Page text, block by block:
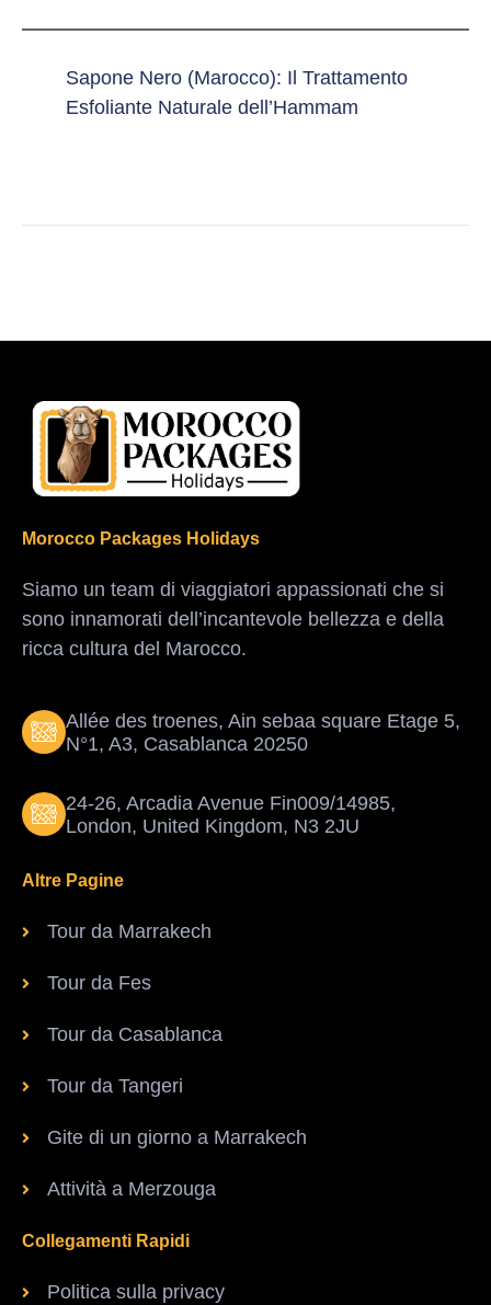
Sapone Nero (Marocco): Il Trattamento
Esfoliante Naturale dell’Hammam
Morocco Packages Holidays
Siamo un team di viaggiatori appassionati che si
sono innamorati dell’incantevole bellezza e della
ricca cultura del Marocco.
Allée des troenes, Ain sebaa square Etage 5,
N°1, A3, Casablanca 20250
24-26, Arcadia Avenue Fin009/14985,
London, United Kingdom, N3 2JU
Altre Pagine
Tour da Marrakech
Tour da Fes
Tour da Casablanca
Tour da Tangeri
Gite di un giorno a Marrakech
Attività a Merzouga
Collegamenti Rapidi
Politica sulla privacy